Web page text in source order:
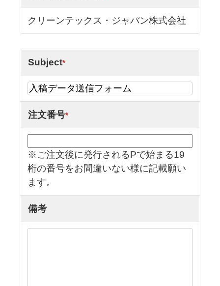
クリーンテックス・ジャパン株式会社
Subject*
注文番号*
※ご注文後に発行されるPで始まる19
桁の番号をお間違いない様に記載願い
ます。
備考